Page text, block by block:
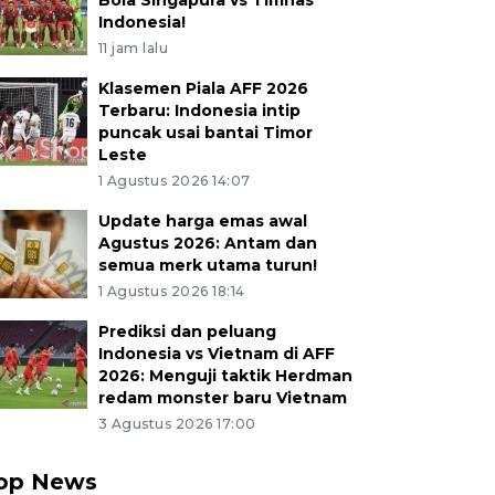
Indonesia!
11 jam lalu
Klasemen Piala AFF 2026
Terbaru: Indonesia intip
puncak usai bantai Timor
Leste
1 Agustus 2026 14:07
Update harga emas awal
Agustus 2026: Antam dan
semua merk utama turun!
1 Agustus 2026 18:14
Prediksi dan peluang
Indonesia vs Vietnam di AFF
2026: Menguji taktik Herdman
redam monster baru Vietnam
3 Agustus 2026 17:00
News